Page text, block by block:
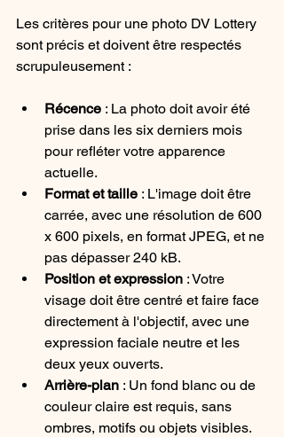
Les critères pour une photo DV Lottery
sont précis et doivent être respectés
scrupuleusement :
Récence : La photo doit avoir été
prise dans les six derniers mois
pour refléter votre apparence
actuelle.
Format et taille : L'image doit être
carrée, avec une résolution de 600
x 600 pixels, en format JPEG, et ne
pas dépasser 240 kB.
Position et expression : Votre
visage doit être centré et faire face
directement à l'objectif, avec une
expression faciale neutre et les
deux yeux ouverts.
Arrière-plan : Un fond blanc ou de
couleur claire est requis, sans
ombres, motifs ou objets visibles.